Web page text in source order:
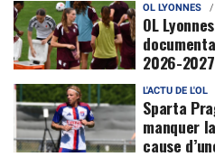
OL LYONNES
OL
2026-2027
L'ACTU DE L'OL
Sparta
manquer
cause